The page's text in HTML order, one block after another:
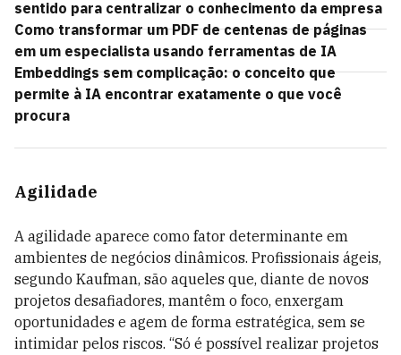
sentido para centralizar o conhecimento da empresa
Como transformar um PDF de centenas de páginas
em um especialista usando ferramentas de IA
Embeddings sem complicação: o conceito que
permite à IA encontrar exatamente o que você
procura
Agilidade
A agilidade aparece como fator determinante em
ambientes de negócios dinâmicos. Profissionais ágeis,
segundo Kaufman, são aqueles que, diante de novos
projetos desafiadores, mantêm o foco, enxergam
oportunidades e agem de forma estratégica, sem se
intimidar pelos riscos. “Só é possível realizar projetos